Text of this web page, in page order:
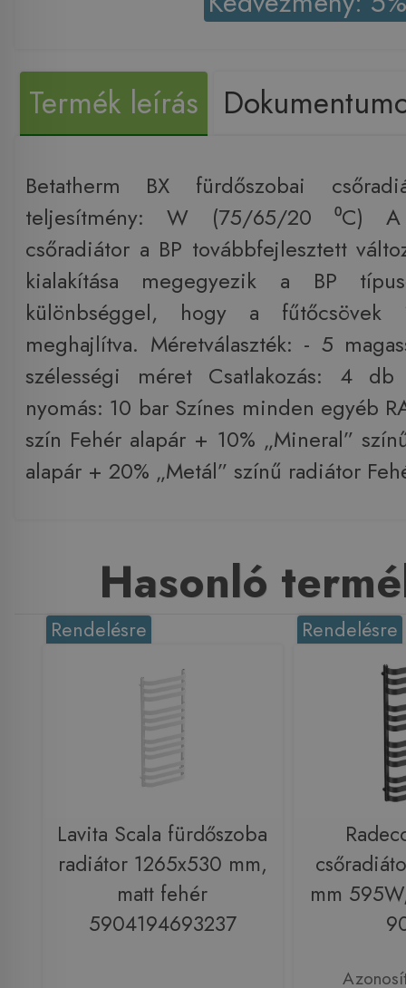
Termék leírás
Betatherm BX fürdőszobai
teljesítmény: W (75/65/20 ⁰C)
csőradiátor a BP továbbfejlesztett
kialakítása megegyezik a BP
különbséggel, hogy a fűtőcsövek
meghajlítva. Méretválaszték: - 5
szélességi méret Csatlakozás: 4
nyomás: 10 bar Színes minden egyéb
szín Fehér alapár + 10% „Mineral”
alapár + 20% „Metál” színű radiátor
Hasonló
Rendelésre
Lavita Scala fürdőszoba
radiátor 1265x530 mm,
matt fehér
5904194693237
Rendelésre
mm